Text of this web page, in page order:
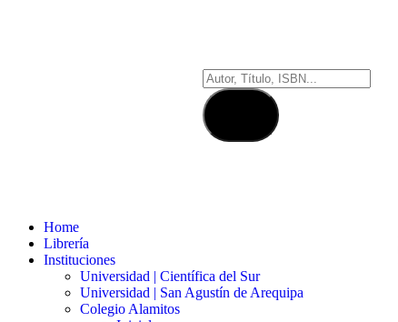
Home
Librería
Instituciones
Universidad | Científica del Sur
Universidad | San Agustín de Arequipa
Colegio Alamitos